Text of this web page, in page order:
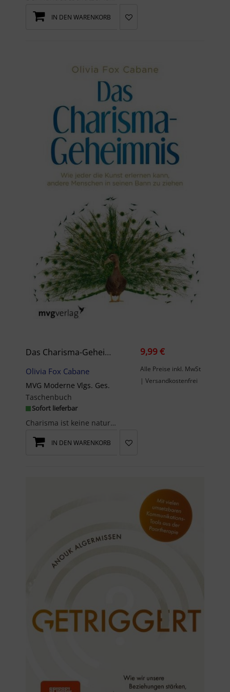
IN DEN WARENKORB
Das Charisma-Geheimnis
Olivia Fox Cabane
MVG Moderne Vlgs. Ges.
Taschenbuch
Sofort lieferbar
Charisma ist keine naturgegebene Eigenschaft, Charisma kann man sich aneignen - und man kann dami...
9,99 €
Alle Preise inkl. MwSt
| Versandkostenfrei
IN DEN WARENKORB